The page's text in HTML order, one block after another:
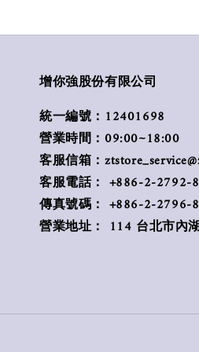
增你強股份有限公司
統一編號：12401698
營業時間：09:00~18:00
客服信箱：
客服電話： +886-2-2792-
傳真號碼： +886-2-2796-
營業地址： 114 台北市內